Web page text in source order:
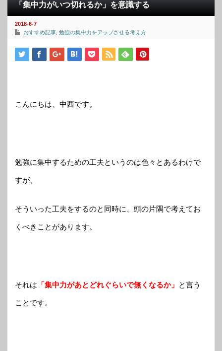
「集中力がいつ切れるか」を意識する
2018-6-7
おすすめ記事 勉強の集中力をアップさせる考え方
こんにちは、中西です。
勉強に集中するための工夫というのは色々とあるわけで
すが、
そういった工夫をするのと同時に、頭の片隅で考えてお
くべきことがあります。
それは 「集中力があとどれぐらいで無くなるか」 と言う
ことです。